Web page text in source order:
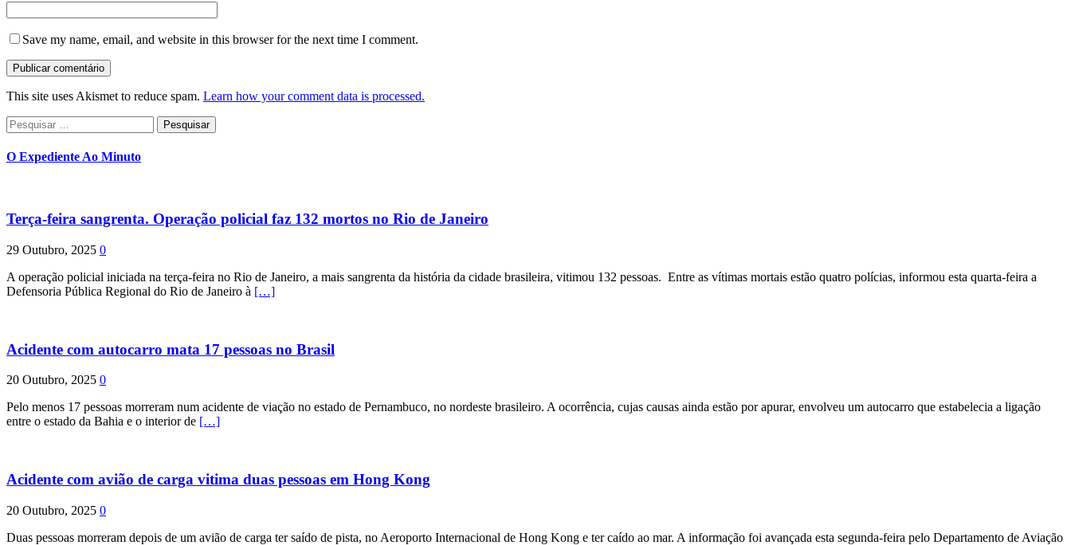
Save my name, email, and website in this browser for the next time I comment.
This site uses Akismet to reduce spam. Learn how your comment data is processed.
Pesquisar
por:
O Expediente Ao Minuto
Terça-feira sangrenta. Operação policial faz 132 mortos no Rio de Janeiro
29 Outubro, 2025 0
A operação policial iniciada na terça-feira no Rio de Janeiro, a mais sangrenta da história da cidade brasileira, vitimou 132 pessoas. Entre as vítimas mortais estão quatro polícias, informou esta quarta-feira a
Defensoria Pública Regional do Rio de Janeiro à […]
Acidente com autocarro mata 17 pessoas no Brasil
20 Outubro, 2025 0
Pelo menos 17 pessoas morreram num acidente de viação no estado de Pernambuco, no nordeste brasileiro. A ocorrência, cujas causas ainda estão por apurar, envolveu um autocarro que estabelecia a ligação
entre o estado da Bahia e o interior de […]
Acidente com avião de carga vitima duas pessoas em Hong Kong
20 Outubro, 2025 0
Duas pessoas morreram depois de um avião de carga ter saído de pista, no Aeroporto Internacional de Hong Kong e ter caído ao mar. A informação foi avançada esta segunda-feira pelo Departamento de Aviação